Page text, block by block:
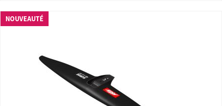
NOUVEAUTÉ